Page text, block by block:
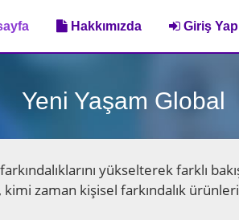
Hakkımızda Giriş Yap
Yeni Yaşam Global
yükselterek farklı
zaman kişisel farkındalık